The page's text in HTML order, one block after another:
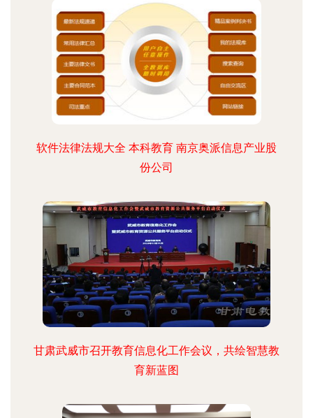
软件法律法规大全 本科教育 南京奥派信息产业股
份公司
甘肃武威市召开教育信息化工作会议，共绘智慧教
育新蓝图